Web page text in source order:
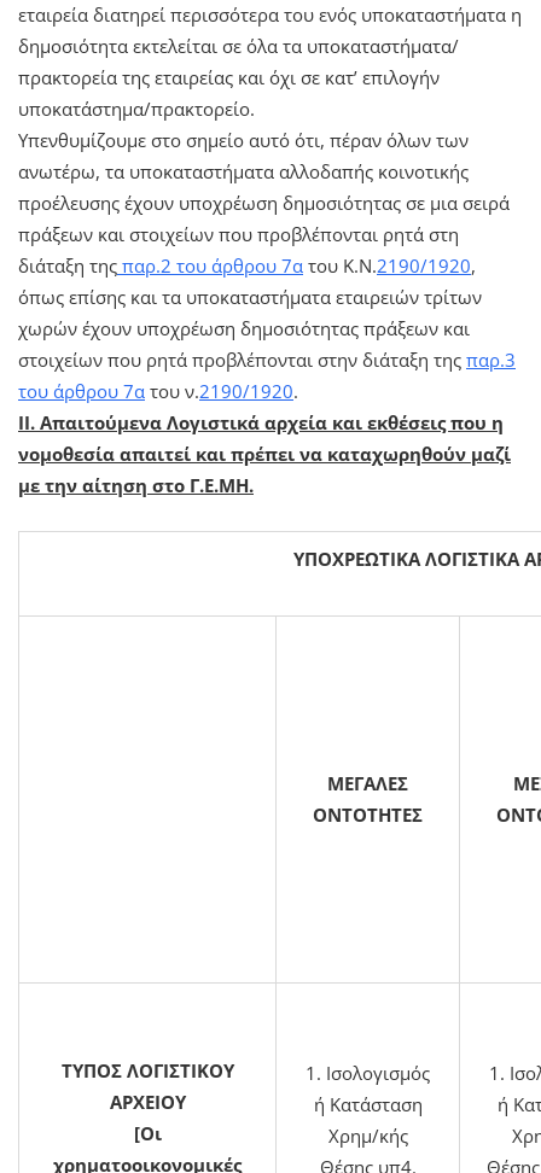
εταιρεία διατηρεί περισσότερα του ενός υποκαταστήματα η
δημοσιότητα εκτελείται σε όλα τα υποκαταστήματα/
πρακτορεία της εταιρείας και όχι σε κατ’ επιλογήν
υποκατάστημα/πρακτορείο.
Υπενθυμίζουμε στο σημείο αυτό ότι, πέραν όλων των
ανωτέρω, τα υποκαταστήματα αλλοδαπής κοινοτικής
προέλευσης έχουν υποχρέωση δημοσιότητας σε μια σειρά
πράξεων και στοιχείων που προβλέπονται ρητά στη
διάταξη της παρ.2 του άρθρου 7α του Κ.Ν.2190/1920,
όπως επίσης και τα υποκαταστήματα εταιρειών τρίτων
χωρών έχουν υποχρέωση δημοσιότητας πράξεων και
στοιχείων που ρητά προβλέπονται στην διάταξη της παρ.3
του άρθρου 7α του ν.2190/1920.
ΙΙ. Απαιτούμενα Λογιστικά αρχεία και εκθέσεις που η
νομοθεσία απαιτεί και πρέπει να καταχωρηθούν μαζί
με την αίτηση στο Γ.Ε.ΜΗ.
ΥΠΟΧΡΕΩΤΙΚΑ ΛΟΓΙΣΤΙΚΑ
ΜΕΓΑΛΕΣ
ΟΝΤΟΤΗΤΕΣ
ΤΥΠΟΣ ΛΟΓΙΣΤΙΚΟΥ
ΑΡΧΕΙΟΥ
[Οι
χρηματοοικονομικές
1. Ισολογισμός
ή Κατάσταση
Χρημ/κής
Θέσης υπ4.
1.
ή